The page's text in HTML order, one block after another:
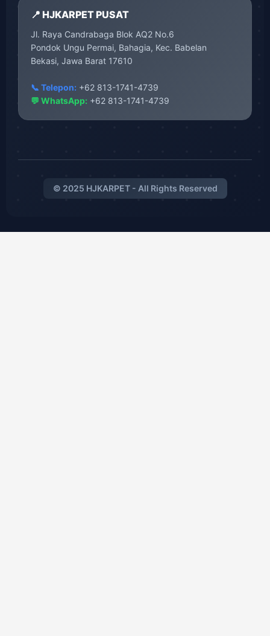
📍 HJKARPET PUSAT
Jl. Raya Candrabaga Blok AQ2 No.6
Pondok Ungu Permai, Bahagia, Kec. Babelan
Bekasi, Jawa Barat 17610
📞 Telepon: +62 813-1741-4739
💬 WhatsApp: +62 813-1741-4739
© 2025 HJKARPET - All Rights Reserved